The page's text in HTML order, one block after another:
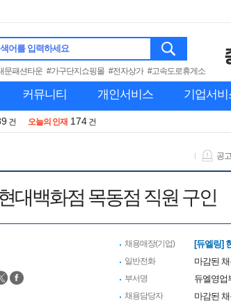
어를 입력하세요
문패션타운 #가구단지쇼핑몰 #전자상가 #고속도로휴게소
커뮤니티 개인서비스 기업서비
건 오늘의 인재 174 건
공
대백화점 목동점 직원 구인
채용매장(기업) [듀엘링]
일반전화 마감된
부서명 듀엘영업
채용담당자 마감된